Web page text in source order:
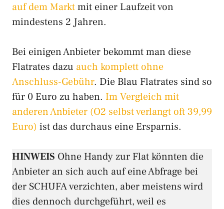
auf dem Marktmit einer Laufzeit von
mindestens 2 Jahren.
Bei einigen Anbieter bekommt man diese
Flatrates dazu auch komplett ohne
Anschluss-Gebühr. Die Blau Flatrates sind so
für 0 Euro zu haben. Im Vergleich mit
anderen Anbieter (O2 selbst verlangt oft 39,99
Euro) ist das durchaus eine Ersparnis.
HINWEIS Ohne Handy zur Flat könnten die
Anbieter an sich auch auf eine Abfrage bei
der SCHUFA verzichten, aber meistens wird
dies dennoch durchgeführt, weil es